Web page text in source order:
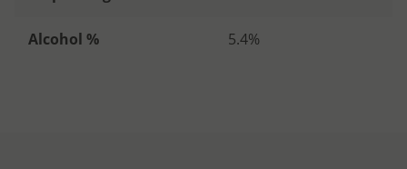
Alcohol % 5.4%